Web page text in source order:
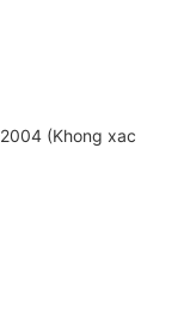
(Khong xac